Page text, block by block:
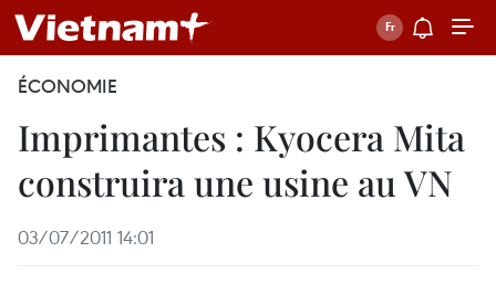
ÉCONOMIE
Imprimantes : Kyocera Mita
construira une usine au VN
03/07/2011 14:01